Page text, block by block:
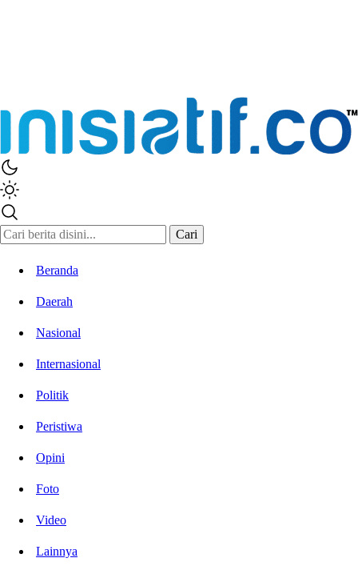
Cari
Beranda
Daerah
Nasional
Internasional
Politik
Peristiwa
Opini
Foto
Video
Lainnya